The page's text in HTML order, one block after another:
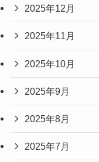
2025年12月
2025年11月
2025年10月
2025年9月
2025年8月
2025年7月